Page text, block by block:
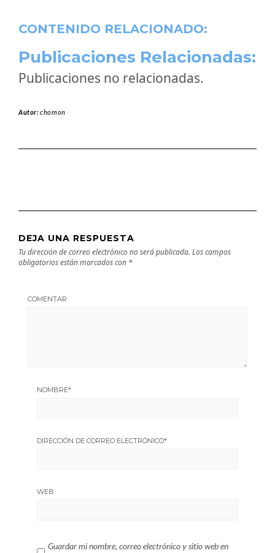
CONTENIDO RELACIONADO:
Publicaciones Relacionadas:
Publicaciones no relacionadas.
Autor:chomon
DEJA UNA RESPUESTA
Tu dirección de correo electrónico no será publicada. Los campos
obligatorios están marcados con *
COMENTAR
NOMBRE*
DIRECCIÓN DE CORREO ELECTRÓNICO*
WEB
Guardar mi nombre, correo electrónico y sitio web en